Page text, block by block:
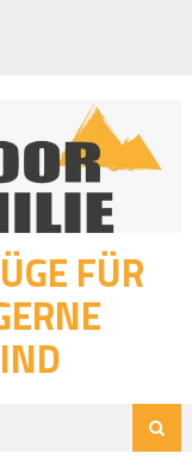
FÜR